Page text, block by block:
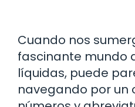
Cuando nos
fascinante mundo
líquidas, puede
navegando por un